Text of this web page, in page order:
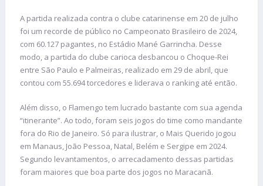
A partida realizada contra o clube catarinense em 20 de julho
foi um recorde de público no Campeonato Brasileiro de 2024,
com 60.127 pagantes, no Estádio Mané Garrincha. Desse
modo, a partida do clube carioca desbancou o Choque-Rei
entre São Paulo e Palmeiras, realizado em 29 de abril, que
contou com 55.694 torcedores e liderava o ranking até então.
Além disso, o Flamengo tem lucrado bastante com sua agenda
“itinerante”. Ao todo, foram seis jogos do time como mandante
fora do Rio de Janeiro. Só para ilustrar, o Mais Querido jogou
em Manaus, João Pessoa, Natal, Belém e Sergipe em 2024.
Segundo levantamentos, o arrecadamento dessas partidas
foram maiores que boa parte dos jogos no Maracanã.